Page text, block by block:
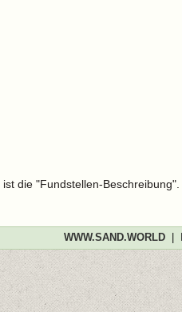
die "Fundstellen-
WWW.SAND.WORLD|